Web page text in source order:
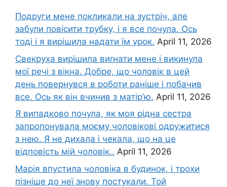
Подруги мене покликали на зустріч, але
забули повісити трубку, і я все почула. Ось
тоді і я вирішила надати їм урок. April 11, 2026
Свекруха вирішила виrнати мене і викинула
мої речі з вікна. Добре, що чоловік в цей
день повернувся в роботи раніше і побачив
все. Ось як він вчинив з матір’ю. April 11, 2026
Я випадково почула, як моя рідна сестра
запропонувала моєму чоловікові одружитися
з нею. Я не дихала і чекала, що на це
відповість мій чоловік.. April 11, 2026
Марія впустила чоловіка в будинок, і трохи
пізніше до неї знову постукали. Той